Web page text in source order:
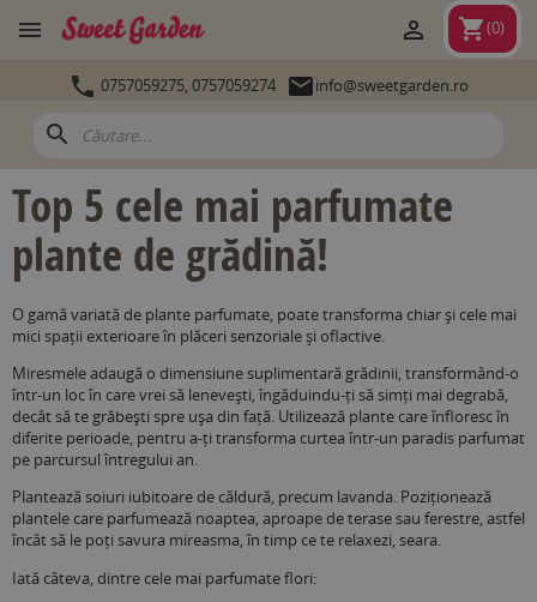
 shopping_cart(0)

 0757059275, 0757059274 info@sweetgarden.ro
search
Top 5 cele mai parfumate
plante de grădină!
O gamă variată de plante parfumate, poate transforma chiar și cele mai
mici spații exterioare în plăceri senzoriale și oflactive.
Miresmele adaugă o dimensiune suplimentară grădinii, transformând-o
într-un loc în care vrei să lenevești, îngăduindu-ți să simți mai degrabă,
decât să te grăbești spre ușa din față. Utilizează plante care înfloresc în
diferite perioade, pentru a-ți transforma curtea într-un paradis parfumat
pe parcursul întregului an.
Plantează soiuri iubitoare de căldură, precum lavanda. Poziționează
plantele care parfumează noaptea, aproape de terase sau ferestre, astfel
încât să le poți savura mireasma, în timp ce te relaxezi, seara.
Iată câteva, dintre cele mai parfumate flori: